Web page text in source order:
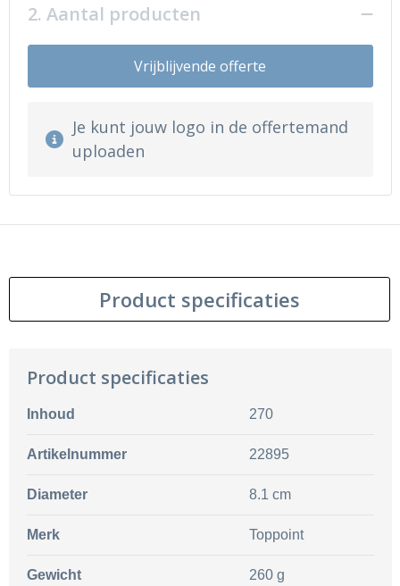
2. Aantal producten
Vrijblijvende offerte
Je kunt jouw logo in de offertemand
uploaden
Product specificaties
Product specificaties
Inhoud 270
Artikelnummer 22895
Diameter 8.1 cm
Merk Toppoint
Gewicht 260 g